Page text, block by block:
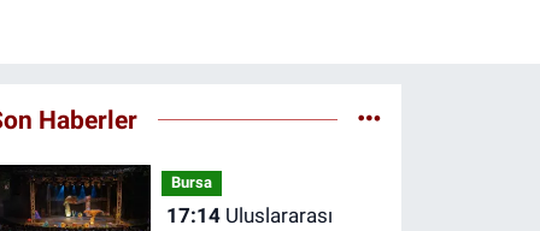
Haberler
Bursa
17:14Uluslararası